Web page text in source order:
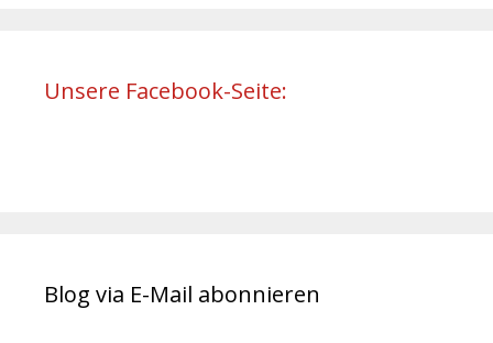
Unsere Facebook-Seite:
Blog via E-Mail abonnieren